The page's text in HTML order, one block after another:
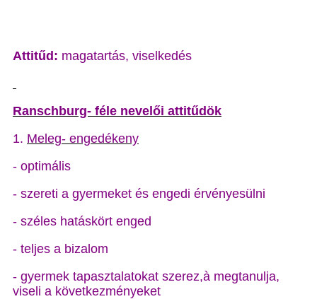
Attitűd: magatartás, viselkedés
Ranschburg- féle nevelői attitűdök
1. Meleg- engedékeny
- optimális
- szereti a gyermeket és engedi érvényesülni
- széles hatáskört enged
- teljes a bizalom
- gyermek tapasztalatokat szerez,à megtanulja,
viseli a következményeket